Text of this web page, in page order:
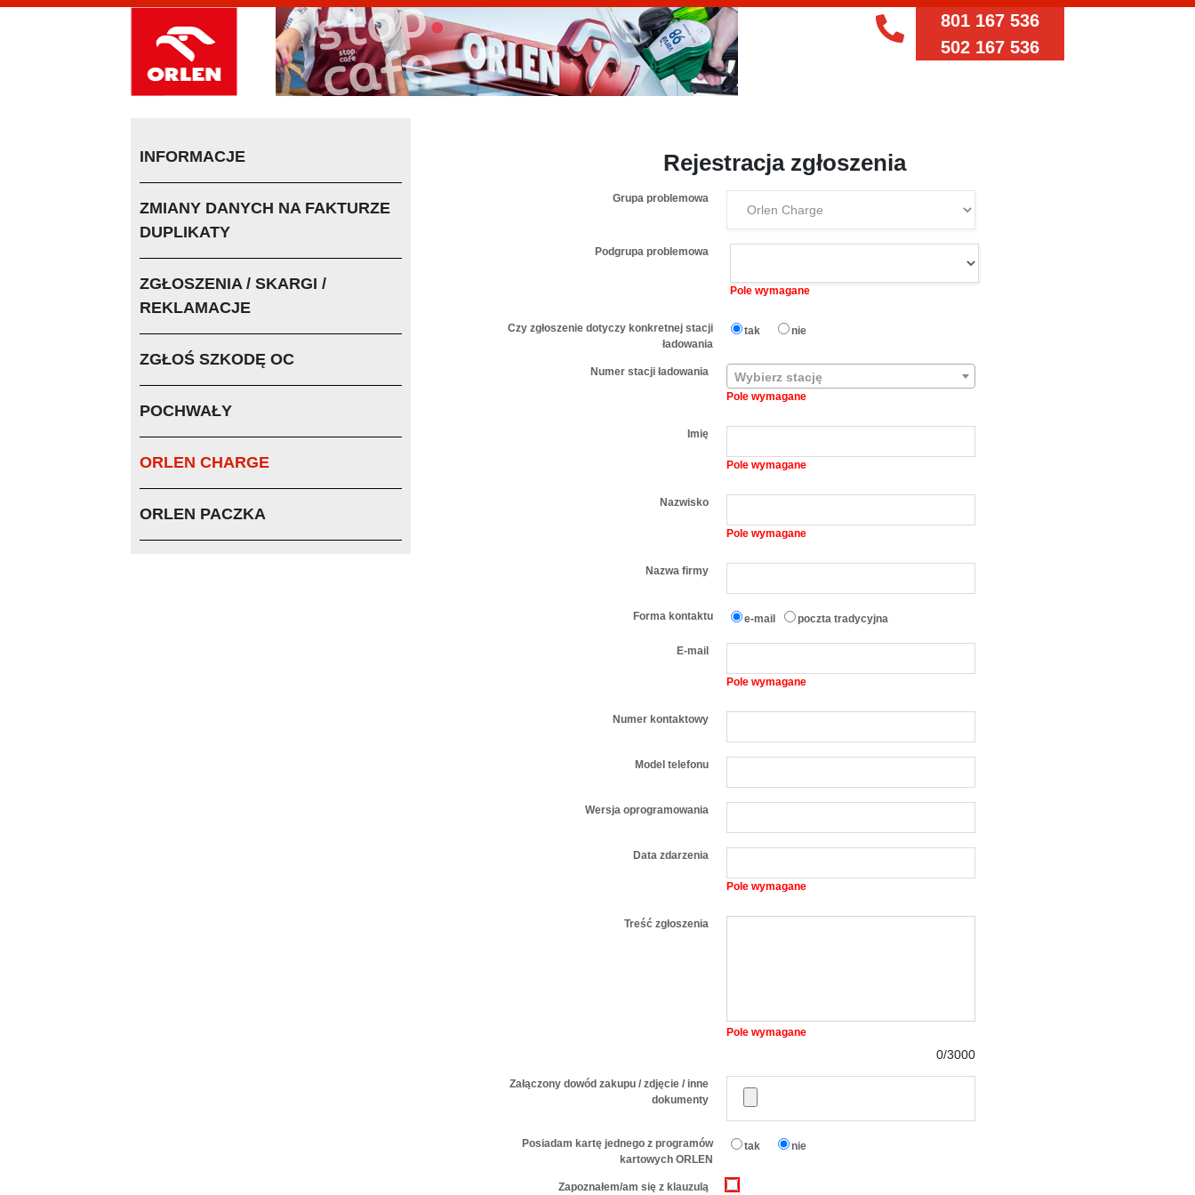
801 167 536
502 167 536
INFORMACJE
ZMIANY DANYCH NA FAKTURZE
DUPLIKATY
ZGŁOSZENIA / SKARGI /
REKLAMACJE
ZGŁOŚ SZKODĘ OC
POCHWAŁY
ORLEN CHARGE
ORLEN PACZKA
Rejestracja zgłoszenia
Grupa problemowa
Podgrupa problemowa
Pole wymagane
Czy zgłoszenie dotyczy konkretnej stacji
ładowania
tak nie
Numer stacji ładowania Wybierz stację
Pole wymagane
Imię
Pole wymagane
Nazwisko
Pole wymagane
Nazwa firmy
Forma kontaktu e-mail poczta tradycyjna
E-mail
Pole wymagane
Numer kontaktowy
Model telefonu
Wersja oprogramowania
Data zdarzenia
Pole wymagane
Treść zgłoszenia
Pole wymagane
0/3000
Załączony dowód zakupu / zdjęcie / inne
dokumenty
Posiadam kartę jednego z programów
kartowych ORLEN
tak nie
Zapoznałem/am się z klauzulą